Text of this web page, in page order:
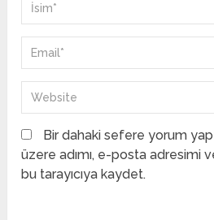
Bir dahaki sefere yorum
üzere adımı, e-posta adresimi
bu tarayıcıya kaydet.